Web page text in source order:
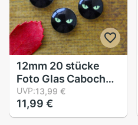
12mm 20 stücke
Foto Glas Cabochon
Runde Miniatur-
einstellen
Handgemachte
UVP:13,99 €
11,99 €